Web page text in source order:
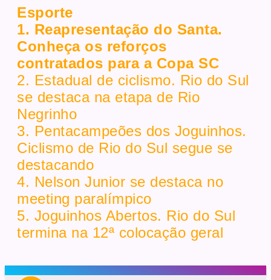
Esporte
1. Reapresentação do Santa.
Conheça os reforços
contratados para a Copa SC
2. Estadual de ciclismo. Rio do Sul
se destaca na etapa de Rio
Negrinho
3. Pentacampeões dos Joguinhos.
Ciclismo de Rio do Sul segue se
destacando
4. Nelson Junior se destaca no
meeting paralímpico
5. Joguinhos Abertos. Rio do Sul
termina na 12ª colocação geral